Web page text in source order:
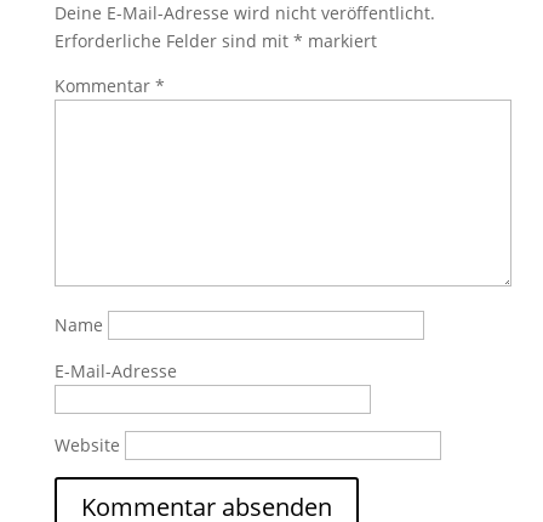
Deine E-Mail-Adresse wird nicht veröffentlicht.
Erforderliche Felder sind mit * markiert
Kommentar *
Name
E-Mail-Adresse
Website